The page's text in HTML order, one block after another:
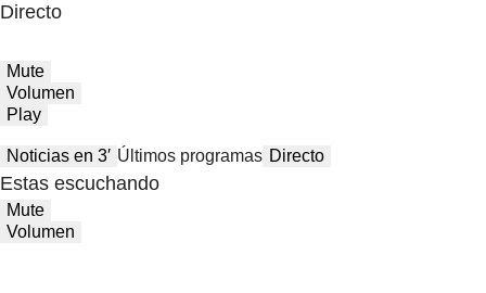
Directo
Mute
Volumen
Play
Noticias en 3′ Últimos programas Directo
Estas escuchando
Mute
Volumen